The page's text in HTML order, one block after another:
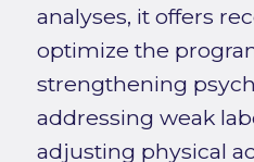
analyses, it offers
optimize the
strengthening
addressing weak
adjusting physical